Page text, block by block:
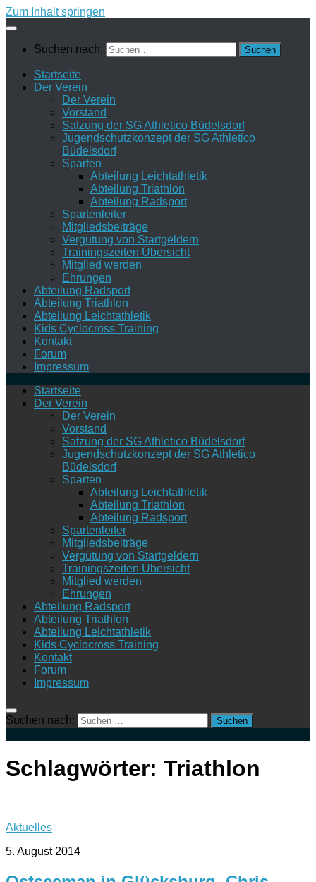
Zum Inhalt springen
Suchen nach:
Startseite
Der Verein
Der Verein
Vorstand
Satzung der SG Athletico Büdelsdorf
Jugendschutzkonzept der SG Athletico
Büdelsdorf
Sparten
Abteilung Leichtathletik
Abteilung Triathlon
Abteilung Radsport
Spartenleiter
Mitgliedsbeiträge
Vergütung von Startgeldern
Trainingszeiten Übersicht
Mitglied werden
Ehrungen
Abteilung Radsport
Abteilung Triathlon
Abteilung Leichtathletik
Kids Cyclocross Training
Kontakt
Forum
Impressum
Startseite
Der Verein
Der Verein
Vorstand
Satzung der SG Athletico Büdelsdorf
Jugendschutzkonzept der SG Athletico
Büdelsdorf
Sparten
Abteilung Leichtathletik
Abteilung Triathlon
Abteilung Radsport
Spartenleiter
Mitgliedsbeiträge
Vergütung von Startgeldern
Trainingszeiten Übersicht
Mitglied werden
Ehrungen
Abteilung Radsport
Abteilung Triathlon
Abteilung Leichtathletik
Kids Cyclocross Training
Kontakt
Forum
Impressum
Suchen nach:
Schlagwörter: Triathlon
Aktuelles
5. August 2014